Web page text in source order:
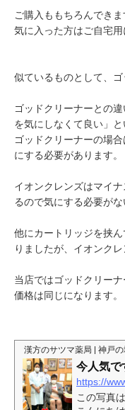
ご購入ももちろんできま
気に入った方はご自宅用
似ているものとして、ゴ
ゴッドクリーナーとの
を気にしなくて良い」と
ゴッドクリーナーの場
にする必要があります。
イオンクレンズはマイ
るので気にする必要がな
他にカートリッジを挟
りましたが、イオンク
当店ではゴッドクリーナ
価格は同じになります。
漢方のサツマ薬局 | 神戸
今人気で
https://
この写真